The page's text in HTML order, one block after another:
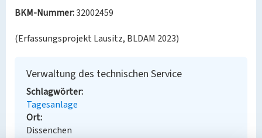
BKM-Nummer:32002459
(Erfassungsprojekt Lausitz, BLDAM 2023)
Verwaltung des technischen Service
Schlagwörter
Tagesanlage
Ort
Dissenchen